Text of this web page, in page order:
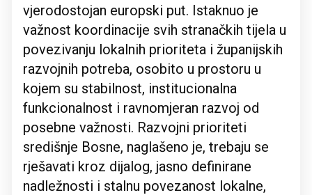
vjerodostojan europski put. Istaknuo je
važnost koordinacije svih stranačkih tijela u
povezivanju lokalnih prioriteta i županijskih
razvojnih potreba, osobito u prostoru u
kojem su stabilnost, institucionalna
funkcionalnost i ravnomjeran razvoj od
posebne važnosti. Razvojni prioriteti
središnje Bosne, naglašeno je, trebaju se
rješavati kroz dijalog, jasno definirane
nadležnosti i stalnu povezanost lokalne,